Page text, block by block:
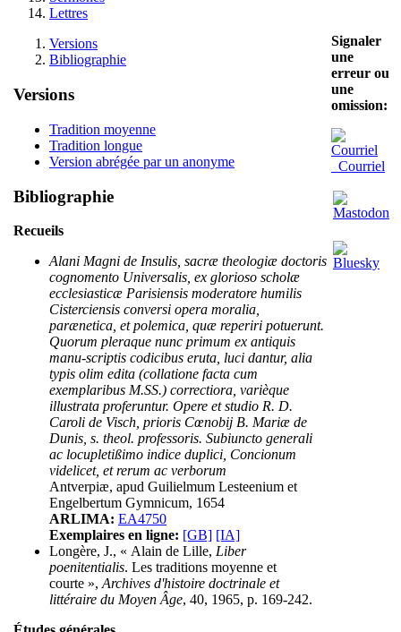
Lettres
Versions
Bibliographie
Versions
Tradition moyenne
Tradition longue
Version abrégée par un anonyme
Bibliographie
Recueils
Alani Magni de Insulis, sacræ theologiæ doctoris
cognomento Universalis, ex glorioso scholæ
ecclesiasticæ Parisiensis moderatore humilis
Cisterciensis conversi opera moralia,
parænetica, et polemica, quæ reperiri potuerunt.
Quorum pleraque nunc primum ex antiquis
manu-scriptis codicibus eruta, luci dantur, alia
typis olim edita (collatione facta cum
exemplaribus M.SS.) correctiora, varièque
illustrata proferuntur. Opere et studio R. D.
Caroli de Visch, prioris Cœnobij B. Mariæ de
Dunis, s. theol. professoris. Subiuncto generali
ac locupletißimo indice duplici, Concionum
videlicet, et rerum ac verborum
Antverpiæ, apud Guilielmum Lesteenium et
Engelbertum Gymnicum, 1654
ARLIMA: EA4750
Exemplaires en ligne: [GB] [IA]
Longère, J., « Alain de Lille, Liber
poenitentialis. Les traditions moyenne et
courte », Archives d'histoire doctrinale et
littéraire du Moyen Âge, 40, 1965, p. 169-242.
Signaler
une
erreur ou
une
omission:
Courriel